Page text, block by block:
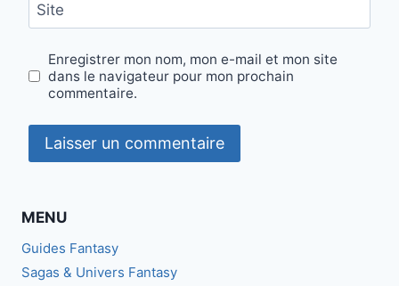
Site
Enregistrer mon nom, mon e-mail et mon site
dans le navigateur pour mon prochain
commentaire.
MENU
Guides Fantasy
Sagas & Univers Fantasy